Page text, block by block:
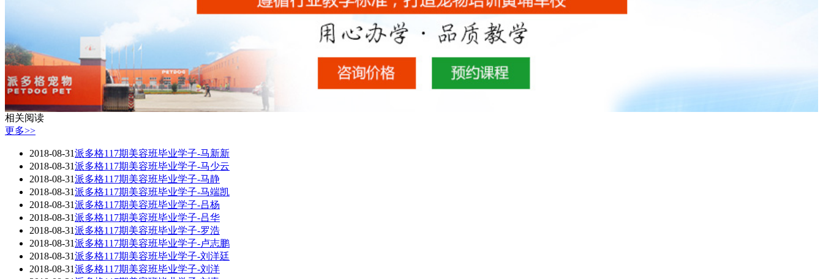
相关阅读
更多>>
2018-08-31派多格117期美容班毕业学子-马新新
2018-08-31派多格117期美容班毕业学子-马少云
2018-08-31派多格117期美容班毕业学子-马静
2018-08-31派多格117期美容班毕业学子-马端凯
2018-08-31派多格117期美容班毕业学子-吕杨
2018-08-31派多格117期美容班毕业学子-吕华
2018-08-31派多格117期美容班毕业学子-罗浩
2018-08-31派多格117期美容班毕业学子-卢志鹏
2018-08-31派多格117期美容班毕业学子-刘洋廷
2018-08-31派多格117期美容班毕业学子-刘洋